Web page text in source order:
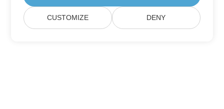
CUSTOMIZE DENY